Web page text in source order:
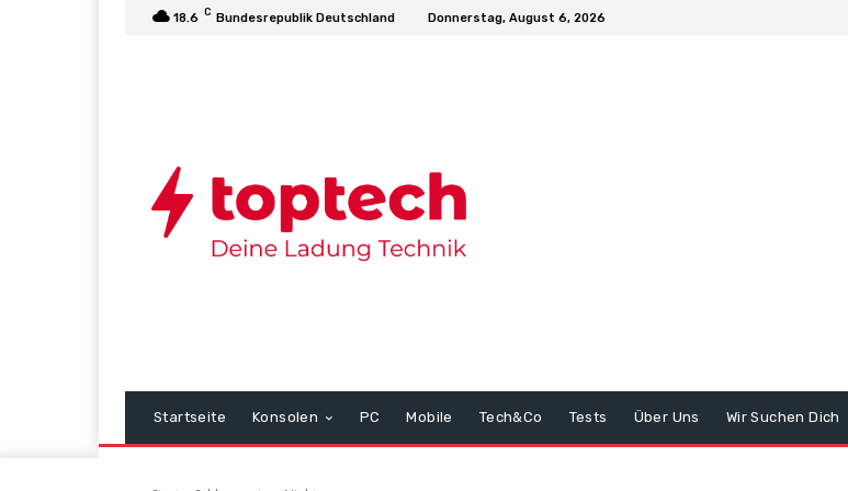
18.6 C Bundesrepublik Deutschland Donnerstag, August 6, 2026
Startseite Konsolen PC Mobile Tech&Co Tests Über Uns Wir Suchen Dich